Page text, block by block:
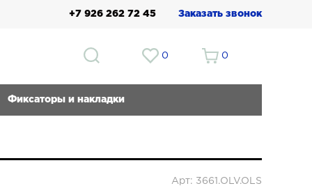
+7 926 262 72 45 Заказать звонок
0 0
Фиксаторы и накладки
Арт: 3661.OLV.OLS